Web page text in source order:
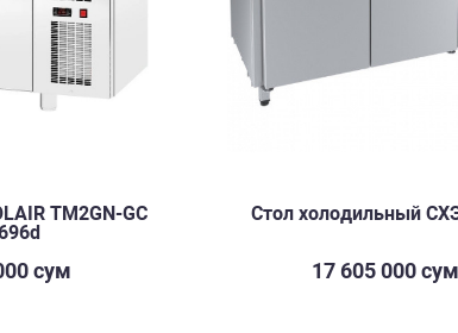
TM2GN-GC
сум
Стол холодильный
17 605 000 сум